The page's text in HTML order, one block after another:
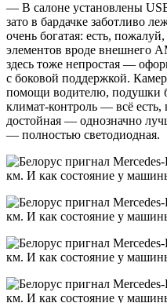
— В салоне установлены
зато в бардачке заботливо
очень богатая: есть,
элементов вроде внешнего
здесь тоже непростая —
с боковой поддержкой.
помощи водителю, подушки
климат-контроль — всё
достойная — однозначно
— полностью светодиодная.